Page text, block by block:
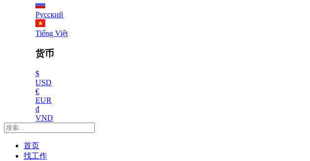
Русский
Tiếng Việt
货币
$
USD
€
EUR
₫
VND
首页
找工作